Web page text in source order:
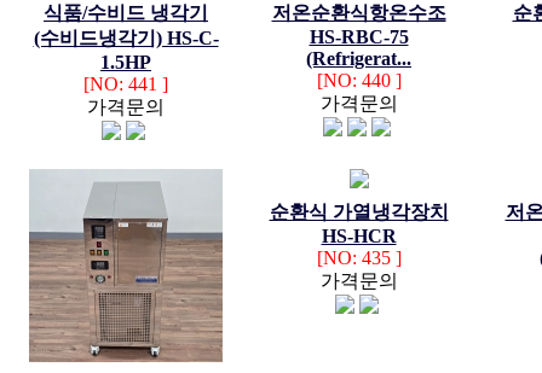
식품/수비드 냉각기
(수비드냉각기) HS-C-
1.5HP
[NO: 441 ]
가격문의
저온순환식항온수조
HS-RBC-75
(Refrigerat...
[NO: 440 ]
가격문의
순
순환식 가열냉각장치
HS-HCR
[NO: 435 ]
가격문의
저